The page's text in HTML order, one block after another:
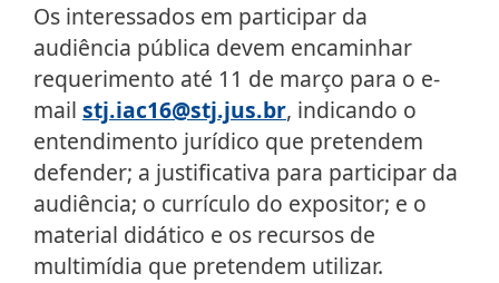
Os interessados em participar da
audiência pública devem encaminhar
requerimento até 11 de março para o e-
mail stj.iac16@stj.jus.br, indicando o
entendimento jurídico que pretendem
defender; a justificativa para participar da
audiência; o currículo do expositor; e o
material didático e os recursos de
multimídia que pretendem utilizar.